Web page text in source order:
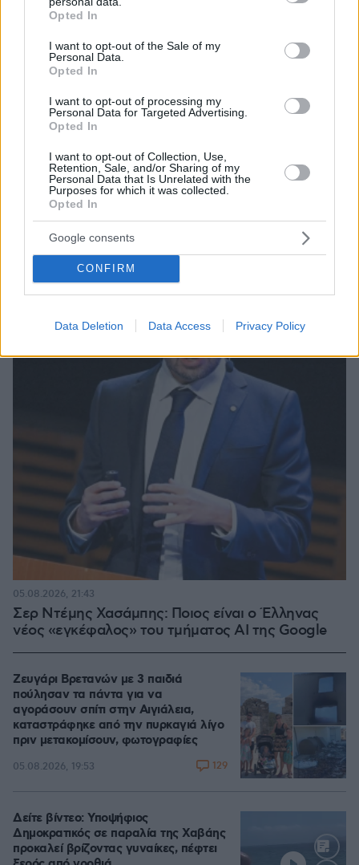
grant or deny consent to Google and its third-party tags to
use your data for below specified purposes in below Google
consent section.
Opted In
I want to opt-out of the Sale of my
Personal Data.
Opted In
I want to opt-out of processing my
Personal Data for Targeted Advertising.
Opted In
I want to opt-out of Collection, Use,
Retention, Sale, and/or Sharing of my
Personal Data that Is Unrelated with the
Purposes for which it was collected.
Opted In
Google consents
CONFIRM
Data Deletion Data Access Privacy Policy
Η εξομολόγηση της συζύγου του Κώστα Σόμμερ:
Ανησυχώ μήπως ξεχάσει πόσο πολύ τον
χρειαζόμαστε και πόσο τον αγαπάμε
05.08.2026, 20:15
Σερ Ντέμης Χασάμπης: Ποιος είναι ο Έλληνας
νέος «εγκέφαλος» του τμήματος AI της Google
05.08.2026, 21:43
Ζευγάρι Βρετανών με 3 παιδιά
πούλησαν τα πάντα για να
αγοράσουν σπίτι στην Αιγιάλεια,
καταστράφηκε από την πυρκαγιά λίγο
πριν μετακομίσουν, φωτογραφίες
05.08.2026, 19:53 129
Δείτε βίντεο: Υποψήφιος
Δημοκρατικός σε παραλία της Χαβάης
προκαλεί βρίζοντας γυναίκες, πέφτει